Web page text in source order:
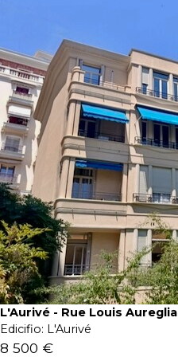
L'Aurivé - Rue Louis Aureglia
Edicifio: L'Aurivé
8 500 €